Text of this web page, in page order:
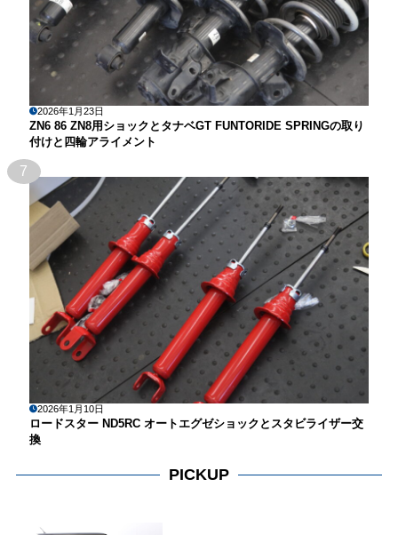
2026年1月23日
ZN6 86 ZN8用ショックとタナベGT FUNTORIDE SPRINGの取り
付けと四輪アライメント
7
2026年1月10日
ロードスター ND5RC オートエグゼショックとスタビライザー交
換
PICKUP